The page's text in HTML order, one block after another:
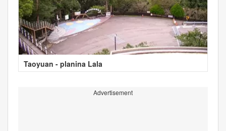
Taoyuan - planina Lala
Advertisement